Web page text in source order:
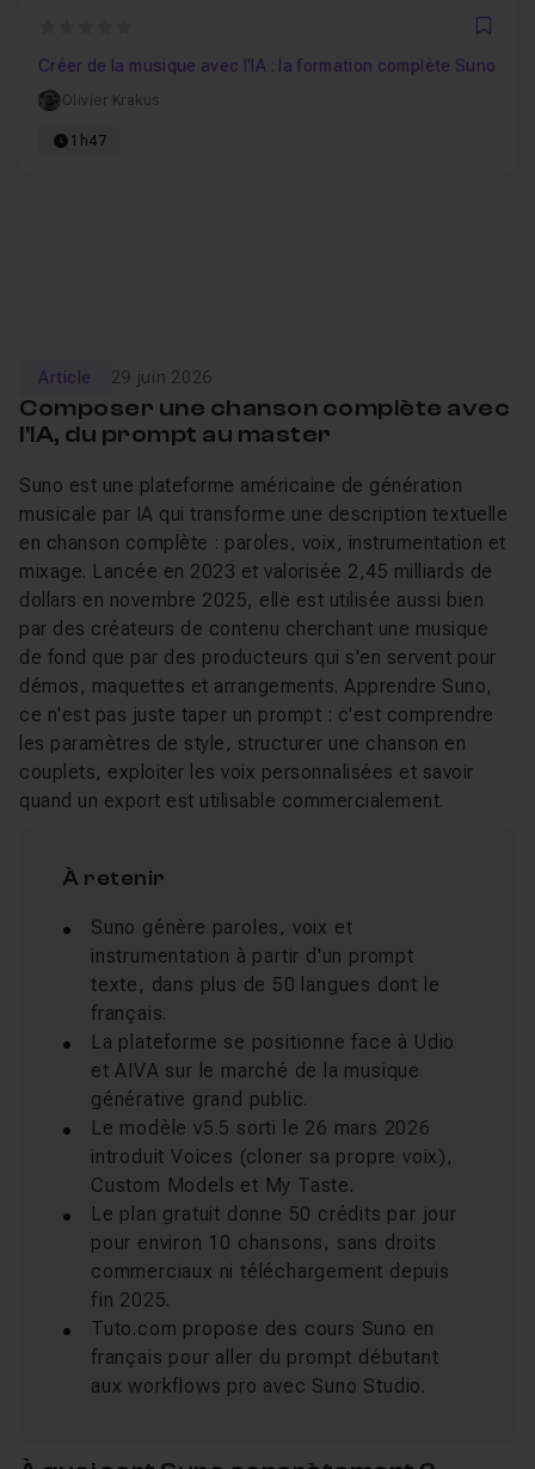
Créer de la musique avec l'IA : la formation complète Suno
Olivier Krakus
1h47
Article 29 juin 2026
Composer une chanson complète avec
l'IA, du prompt au master
Suno est une plateforme américaine de génération
musicale par IA qui transforme une description textuelle
en chanson complète : paroles, voix, instrumentation et
mixage. Lancée en 2023 et valorisée 2,45 milliards de
dollars en novembre 2025, elle est utilisée aussi bien
par des créateurs de contenu cherchant une musique
de fond que par des producteurs qui s'en servent pour
démos, maquettes et arrangements. Apprendre Suno,
ce n'est pas juste taper un prompt : c'est comprendre
les paramètres de style, structurer une chanson en
couplets, exploiter les voix personnalisées et savoir
quand un export est utilisable commercialement.
À retenir
Suno génère paroles, voix et
instrumentation à partir d'un prompt
texte, dans plus de 50 langues dont le
français.
La plateforme se positionne face à Udio
et AIVA sur le marché de la musique
générative grand public.
Le modèle v5.5 sorti le 26 mars 2026
introduit Voices (cloner sa propre voix),
Custom Models et My Taste.
Le plan gratuit donne 50 crédits par jour
pour environ 10 chansons, sans droits
commerciaux ni téléchargement depuis
fin 2025.
Tuto.com propose des cours Suno en
français pour aller du prompt débutant
aux workflows pro avec Suno Studio.